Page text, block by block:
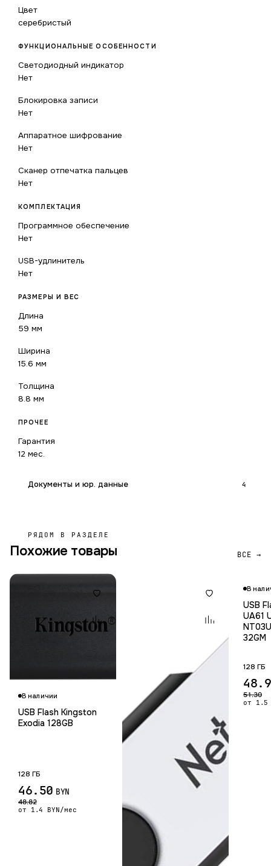
Цвет
серебристый
ФУНКЦИОНАЛЬНЫЕ ОСОБЕННОСТИ
Светодиодный индикатор
Нет
Блокировка записи
Нет
Аппаратное шифрование
Нет
Сканер отпечатка пальцев
Нет
КОМПЛЕКТАЦИЯ
Программное обеспечение
Нет
USB-удлинитель
Нет
РАЗМЕРЫ И ВЕС
Длина
59 мм
Ширина
15.6 мм
Толщина
8.8 мм
ПРОЧЕЕ
Гарантия
12 мес.
Документы и юр. данные 4
РЯДОМ В РАЗДЕЛЕ
Похожие товары ВСЕ →
В наличии
USB Flash Kingston
Exodia 128GB
128 ГБ
46.50 BYN
48.82
от 1.4 BYN/мес
В
USB
UA61
32GM
128 ГБ
51.30
от 1.5